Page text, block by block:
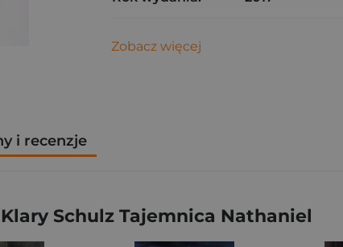
Zobacz więcej
i recenzje
Schulz Tajemnica Nathaniel